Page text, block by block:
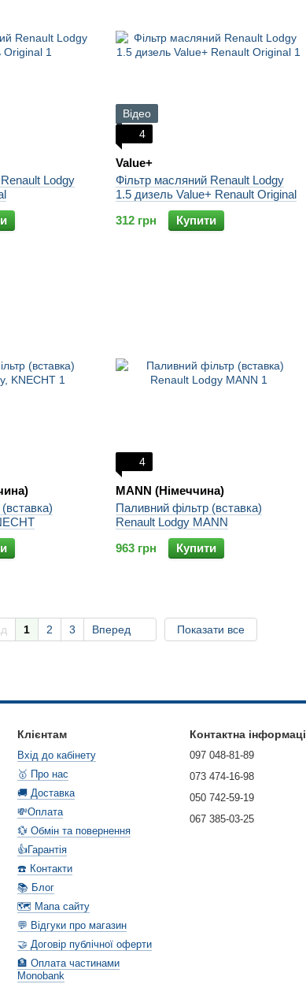
Lodgy
Відео
4
Value+
Фільтр масляний Renault Lodgy
1.5 дизель Value+ Renault Original
312 грн
Купити
4
MANN (Німеччина)
Паливний фільтр (вставка)
Renault Lodgy MANN
963 грн
Купити
1 2 3 Вперед Показати все
Клієнтам
Вхід до кабінету
🥇 Про нас
🚚 Доставка
💸Оплата
💱 Обмін та повернення
👍Гарантія
☎️ Контакти
📚 Блог
🗺️ Мапа сайту
💬 Відгуки про магазин
🤝 Договір публічної оферти
🏦 Оплата частинами
Monobank
Контактна
097 048-81-89
073 474-16-98
050 742-59-19
067 385-03-25